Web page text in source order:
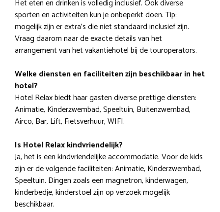
Het eten en drinken is volledig inclusief. Ook diverse
sporten en activiteiten kun je onbeperkt doen. Tip:
mogelijk zijn er extra’s die niet standaard inclusief zijn.
Vraag daarom naar de exacte details van het
arrangement van het vakantiehotel bij de touroperators.
Welke diensten en faciliteiten zijn beschikbaar in het
hotel?
Hotel Relax biedt haar gasten diverse prettige diensten:
Animatie, Kinderzwembad, Speeltuin, Buitenzwembad,
Airco, Bar, Lift, Fietsverhuur, WIFI.
Is Hotel Relax kindvriendelijk?
Ja, het is een kindvriendelijke accommodatie. Voor de kids
zijn er de volgende faciliteiten: Animatie, Kinderzwembad,
Speeltuin. Dingen zoals een magnetron, kinderwagen,
kinderbedje, kinderstoel zijn op verzoek mogelijk
beschikbaar.